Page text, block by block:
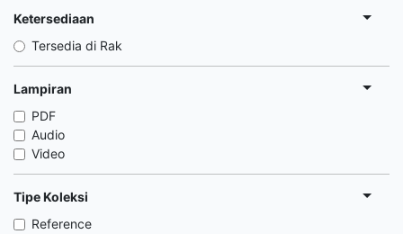
Ketersediaan
Tersedia di Rak
Lampiran
PDF
Audio
Video
Tipe Koleksi
Reference